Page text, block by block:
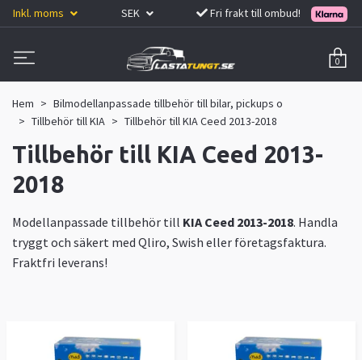
Inkl. moms SEK Fri frakt till ombud!
0
Hem
Bilmodellanpassade tillbehör till bilar, pickups o
Tillbehör till KIA
Tillbehör till KIA Ceed 2013-2018
Tillbehör till KIA Ceed 2013-
2018
Modellanpassade tillbehör till KIA Ceed 2013-2018. Handla
tryggt och säkert med Qliro, Swish eller företagsfaktura.
Fraktfri leverans!